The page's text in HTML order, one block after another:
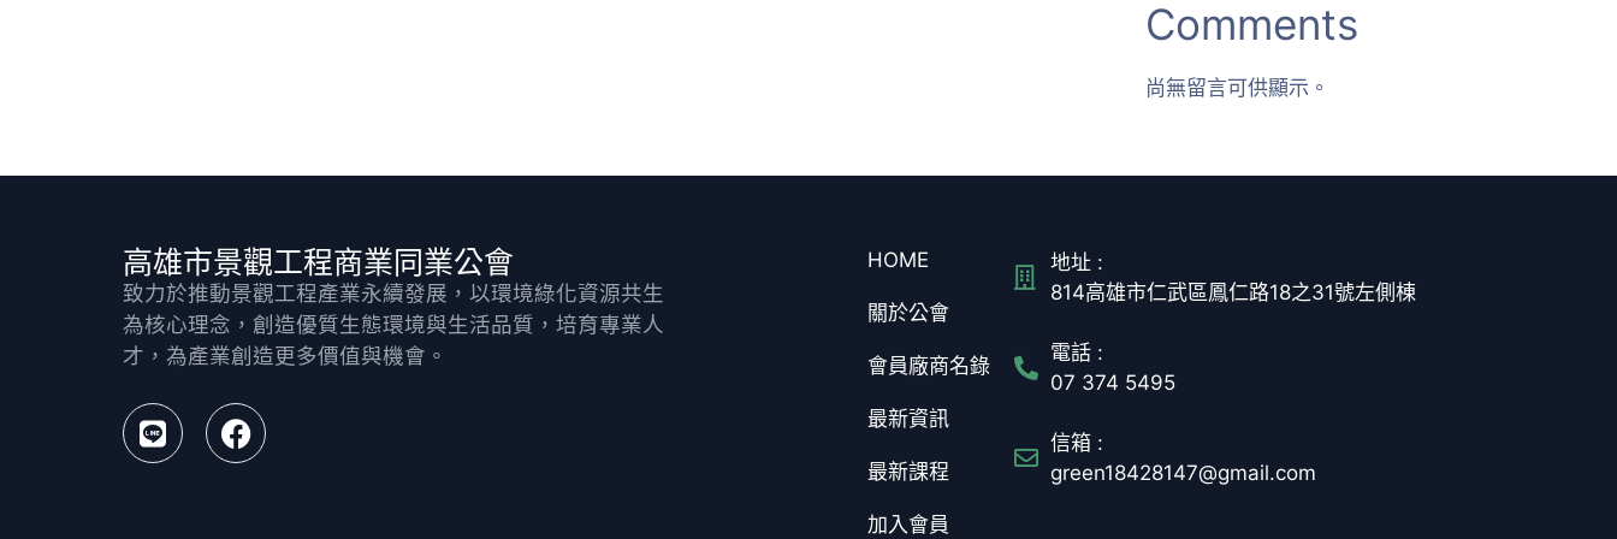
Comments
尚無留言可供顯示。
高雄市景觀工程商業同業公會
致力於推動景觀工程產業永續發展，以環境綠化資源共生
為核心理念，創造優質生態環境與生活品質，培育專業人
才，為產業創造更多價值與機會。
HOME
關於公會
會員廠商名錄
最新資訊
最新課程
加入會員
地址 :
814高雄市仁武區鳳仁路18之31號左側棟
電話 :
07 374 5495
信箱 :
green18428147@gmail.com